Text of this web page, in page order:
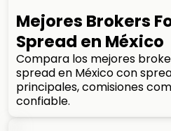
Mejores Brokers
Spread en México
Compara los mejores
spread en México con
principales, comisiones
confiable.